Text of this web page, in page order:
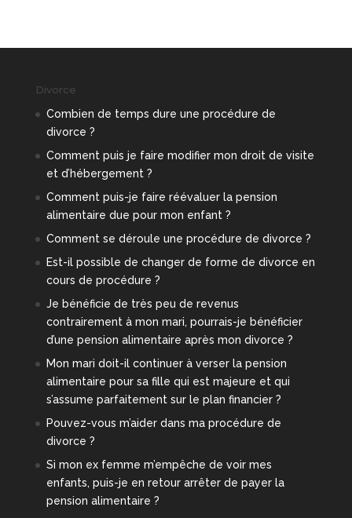
Divorce
Combien de temps dure une procédure de
divorce ?
Comment puis je faire modifier mon droit de visite
et d’hébergement ?
Comment puis-je faire réévaluer la pension
alimentaire due pour mon enfant ?
Comment se déroule une procédure de divorce ?
Est-il possible de changer de forme de divorce en
cours de procédure ?
Je bénéficie de très peu de revenus
contrairement à mon mari, pourrais-je bénéficier
d’une pension alimentaire après mon divorce ?
Mon mari doit-il continuer à verser la pension
alimentaire pour sa fille qui est majeure et qui
s’assume parfaitement sur le plan financier ?
Pouvez-vous m’aider dans ma procédure de
divorce ?
Si mon ex femme m’empêche de voir mes
enfants, puis-je en retour arrêter de payer la
pension alimentaire ?